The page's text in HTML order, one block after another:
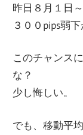
昨日８月１日
３００pips弱下
このチャンス
な？
少し悔しい。
でも、移動平